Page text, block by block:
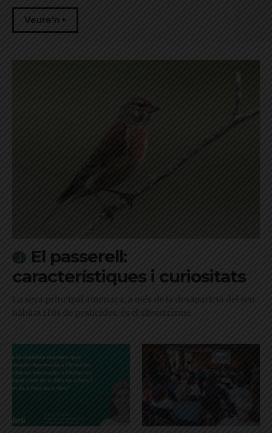
Veure'n +
El passerell:
característiques i curiositats
La seva principal amenaça, a més de la desaparició del seu
hàbitat i l'ús de pesticides, és el silvestrisme